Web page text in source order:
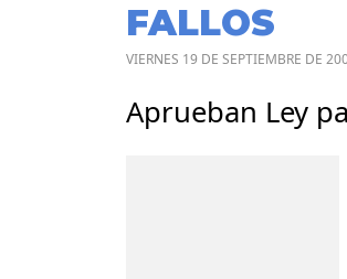
FALLOS
VIERNES 19 DE SEPTIEMBRE DE
Aprueban Ley